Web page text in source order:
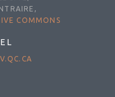
COMMONS